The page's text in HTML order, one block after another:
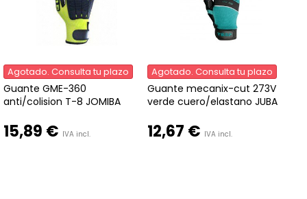
Agotado. Consulta tu plazo
Guante GME-360
anti/colision T-8 JOMIBA
15,89 € IVA incl.
Agotado. Consulta tu plazo
Guante mecanix-cut 273V
verde cuero/elastano JUBA
12,67 € IVA incl.